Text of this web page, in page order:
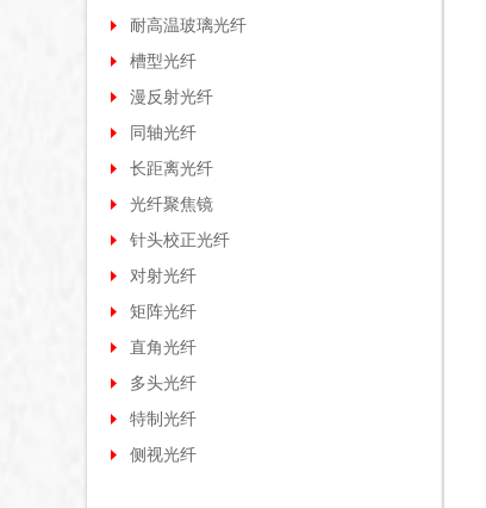
耐高温玻璃光纤
槽型光纤
漫反射光纤
同轴光纤
长距离光纤
光纤聚焦镜
针头校正光纤
对射光纤
矩阵光纤
直角光纤
多头光纤
特制光纤
侧视光纤